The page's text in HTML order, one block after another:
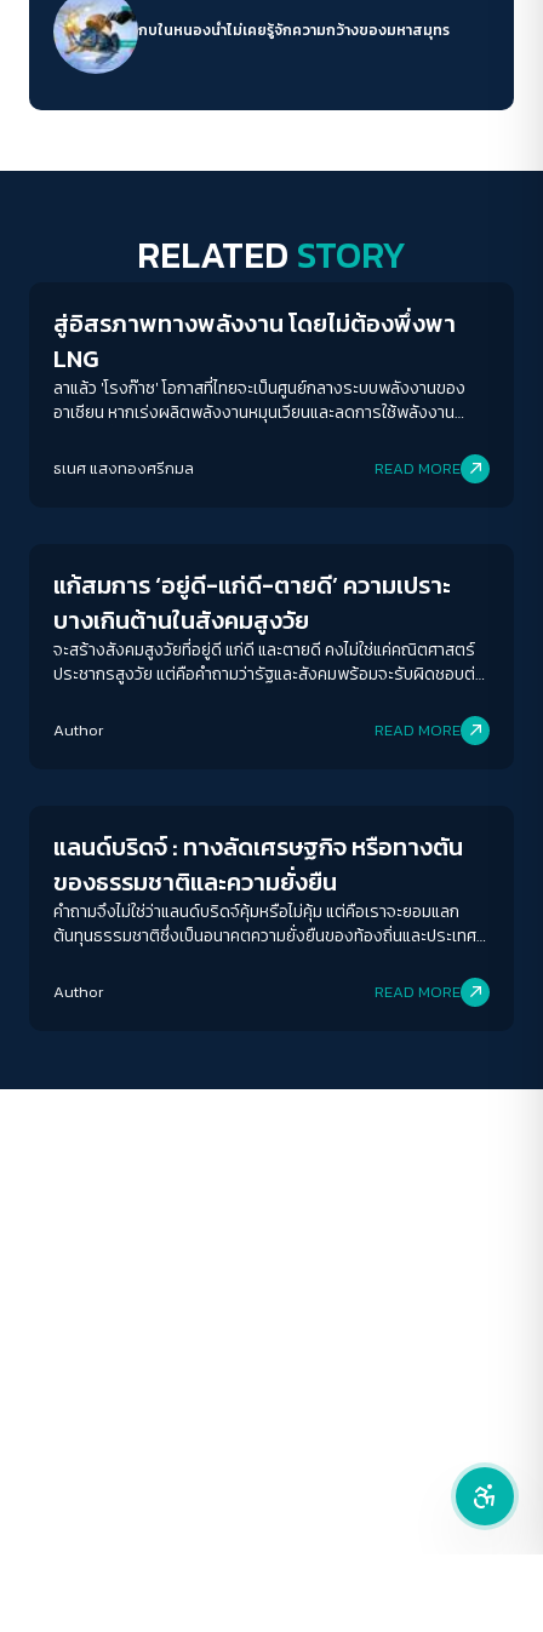
กบในหนองน้ำไม่เคยรู้จักความกว้างของมหาสมุทร
RELATED STORY
สู่อิสรภาพทางพลังงาน โดยไม่ต้องพึ่งพา
LNG
ลาแล้ว 'โรงก๊าซ' โอกาสที่ไทยจะเป็นศูนย์กลางระบบพลังงานของ
อาเซียน หากเร่งผลิตพลังงานหมุนเวียนและลดการใช้พลังงาน
เท่านั้นที่จะทำให้ภาพฝันนั้นเกิดขึ้นจริง
ธเนศ แสงทองศรีกมล READ MORE
แก้สมการ ‘อยู่ดี-แก่ดี-ตายดี’ ความเปราะ
บางเกินต้านในสังคมสูงวัย
จะสร้างสังคมสูงวัยที่อยู่ดี แก่ดี และตายดี คงไม่ใช่แค่คณิตศาสตร์
ประชากรสูงวัย แต่คือคำถามว่ารัฐและสังคมพร้อมจะรับผิดชอบต่อ
Author READ MORE
แลนด์บริดจ์ : ทางลัดเศรษฐกิจ หรือทางตัน
ของธรรมชาติและความยั่งยืน
คำถามจึงไม่ใช่ว่าแลนด์บริดจ์คุ้มหรือไม่คุ้ม แต่คือเราจะยอมแลก
ต้นทุนธรรมชาติซึ่งเป็นอนาคตความยั่งยืนของท้องถิ่นและประเทศ
หรือ
Author READ MORE
ปกติ มาก มากที่สุด
Deutan Tritan